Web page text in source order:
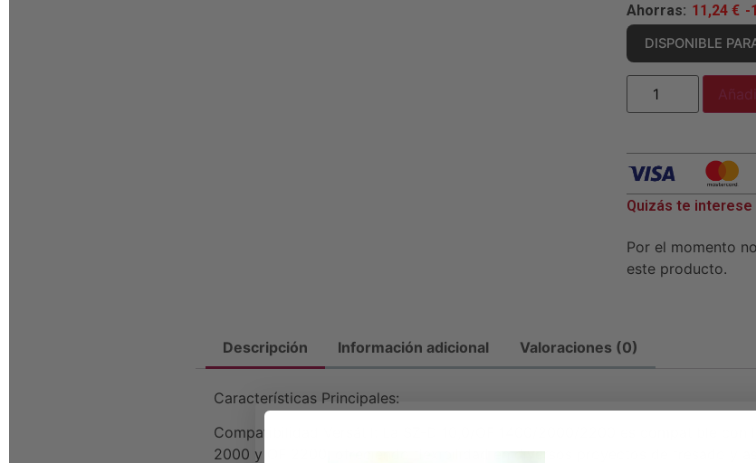
Ahorras: 11,24 € -
DISPONIBLE
Quizás te interese
Por el momento
este producto.
Descripción Información adicional Valoraciones (0)
Características Principales:
Compatibilidad Versátil: La SZ-D 10,0/OF 1400/2000/2200 es compatible con
2000 y OF 2200, ofreciendo flexibilidad en diversos proyectos de fresado y